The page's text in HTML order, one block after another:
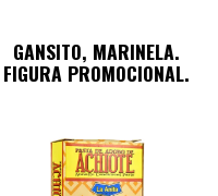
GANSITO, MARINELA.
FIGURA PROMOCIONAL.